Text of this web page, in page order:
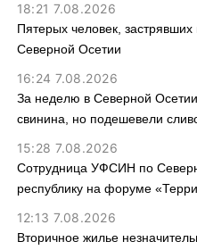
18:21 7.08.2026
Пятерых человек,
Северной Осетии
16:24 7.08.2026
За неделю в Северной
свинина, но подешевели
15:28 7.08.2026
Сотрудница УФСИН по
республику на форуме
12:13 7.08.2026
Вторичное жилье